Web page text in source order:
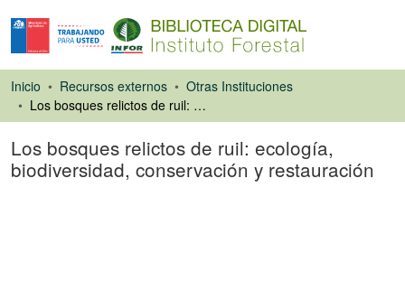
Inicio Recursos externos
Otras Instituciones
Los bosques relictos de ruil: ecología, biodiversidad, conservación y restauración
Los bosques relictos de ruil: ecología,
biodiversidad, conservación y restauración